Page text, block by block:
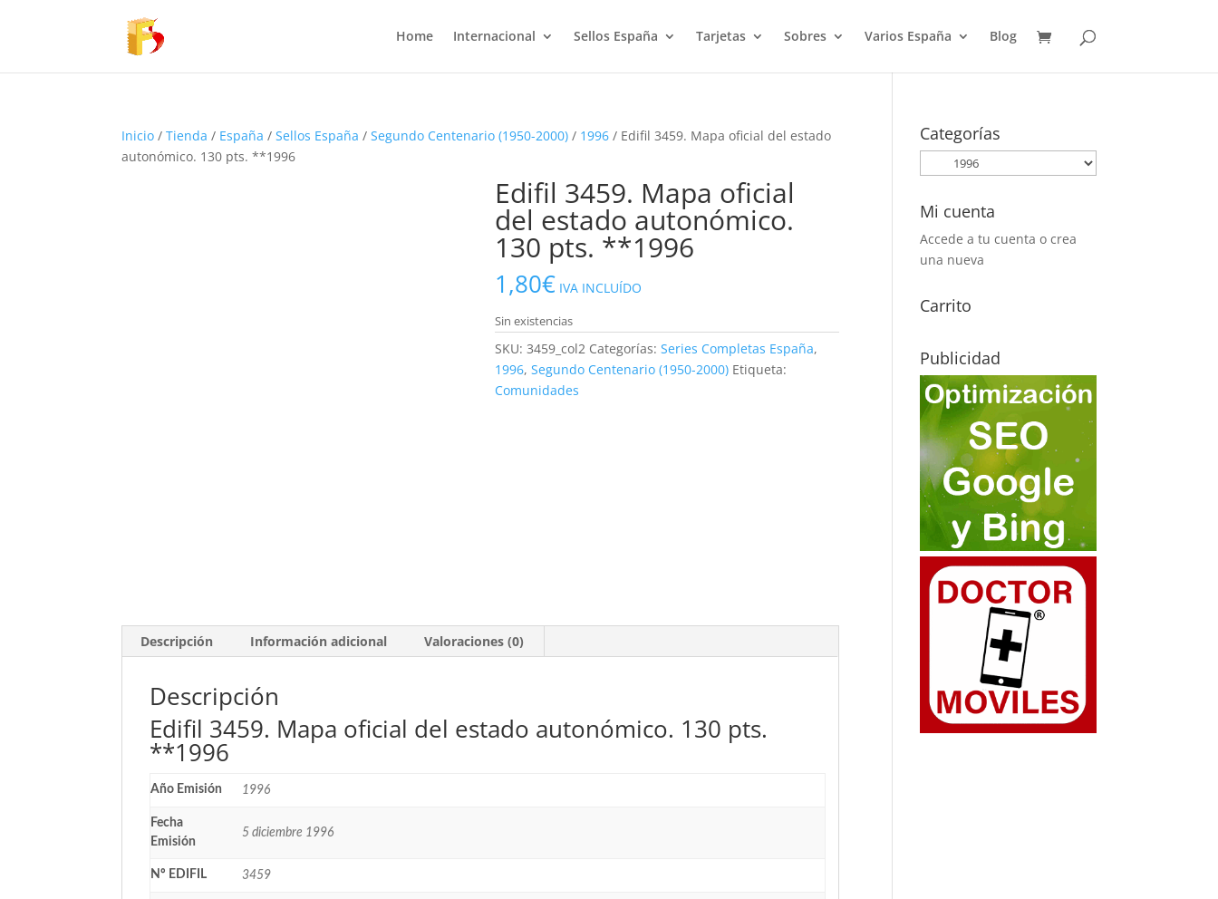
Home Internacional Sellos España Tarjetas Sobres Varios España Blog
Inicio /Tienda / España /Sellos España /Segundo Centenario (1950-2000) / 1996 / Edifil 3459. Mapa oficial del estado
autonómico. 130 pts. **1996
Edifil 3459. Mapa oficial
del estado autonómico.
130 pts. **1996
1,80€ IVA INCLUÍDO
Sin existencias
SKU:3459_col2 Categorías:Series Completas España,
1996,Segundo Centenario (1950-2000) Etiqueta:
Comunidades
Descripción Información adicional Valoraciones (0)
Descripción
Edifil 3459. Mapa oficial del estado autonómico. 130 pts.
**1996
Año Emisión 1996
Fecha
Emisión
5 diciembre 1996
Nº EDIFIL 3459
Categorías
Mi cuenta
Accede a tu cuenta o crea
una nueva
Carrito
Publicidad